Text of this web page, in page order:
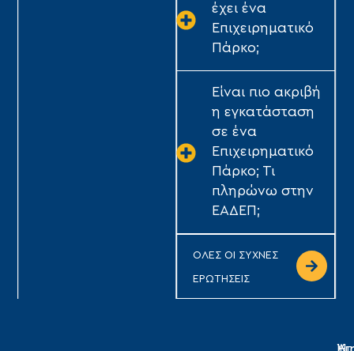
έχει ένα
Επιχειρηματικό
Πάρκο;
Είναι πιο ακριβή
η εγκατάσταση
σε ένα
Επιχειρηματικό
Πάρκο; Τι
πληρώνω στην
ΕΑΔΕΠ;
ΟΛΕΣ ΟΙ ΣΥΧΝΕΣ
ΕΡΩΤΗΣΕΙΣ